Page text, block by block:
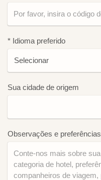
* Idioma preferido
Sua cidade de origem
Observações e preferências